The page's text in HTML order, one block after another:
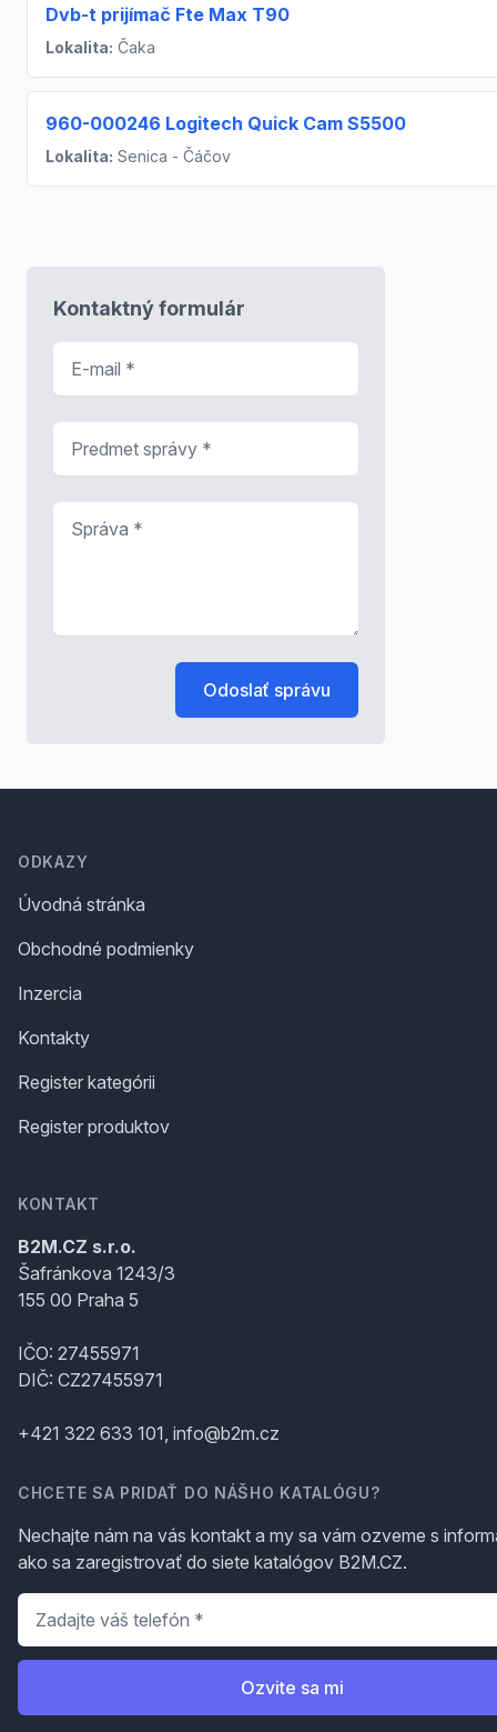
Dvb-t prijímač Fte Max T90
Lokalita: Čaka
960-000246 Logitech Quick Cam S5500
Lokalita: Senica - Čáčov
Kontaktný formulár
Odoslať správu
ODKAZY
Úvodná stránka
Obchodné podmienky
Inzercia
Kontakty
Register kategórii
Register produktov
KONTAKT
B2M.CZ s.r.o.
Šafránkova 1243/3
155 00 Praha 5
IČO: 27455971
DIČ: CZ27455971
+421 322 633 101, info@b2m.cz
CHCETE SA PRIDAŤ DO NÁŠHO KATALÓGU?
Nechajte nám na vás kontakt a my sa vám ozveme s
ako sa zaregistrovať do siete katalógov B2M.CZ.
Telefón
Ozvite sa mi